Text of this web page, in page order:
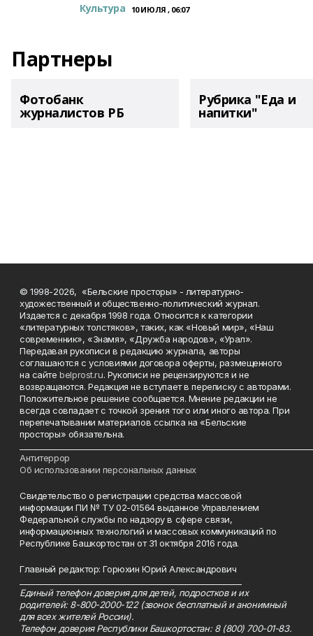
Культура 10 ИЮЛЯ , 06:07
Партнеры
Фотобанк
журналистов РБ
Рубрика "Еда и
напитки"
© 1998-2026, «Бельские просторы» - литературно-
художественный и общественно-политический журнал.
Издается с декабря 1998 года. Относится к категории
«литературных толстяков», таких, как «Новый мир», «Наш
современник», «Знамя», «Дружба народов», «Урал».
Передавая рукописи в редакцию журнала, авторы
соглашаются с условиями договора оферты, размещенного
на сайтеbelprost.ru. Рукописи не рецензируются и не
возвращаются. Редакция не вступает в переписку с авторами.
Положительное решение сообщается. Мнение редакции не
всегда совпадает с точкой зрения того или иного автора. При
перепечатывании материалов ссылка на «Бельские
просторы» обязательна.
Антитеррор
Об использовании персональных данных
Свидетельство о регистрации средства массовой
информации ПИ № ТУ 02-01564 выданное Управлением
Федеральной службы по надзору в сфере связи,
информационных технологий и массовых коммуникаций по
Республике Башкортостан от 31 октября 2016 года.
Главный редактор: Горюхин Юрий Александрович
Единый телефон доверия для детей, подростков и их
родителей: 8-800-2000-122 (звонок бесплатный и анонимный
для всех жителей России).
Телефон доверия Республики Башкортостан: 8 (800) 700-01-83.